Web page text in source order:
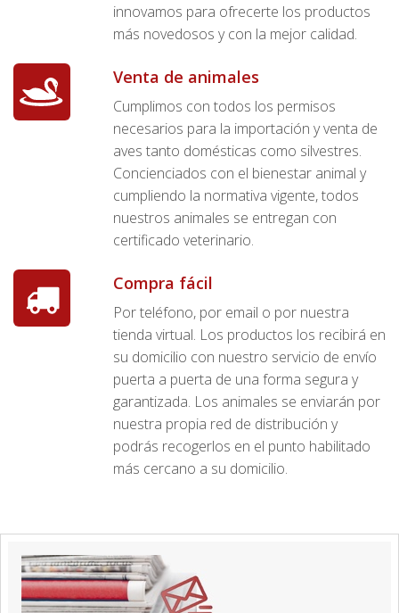
innovamos para ofrecerte los productos
más novedosos y con la mejor calidad.
Venta de animales
Cumplimos con todos los permisos
necesarios para la importación y venta de
aves tanto domésticas como silvestres.
Concienciados con el bienestar animal y
cumpliendo la normativa vigente, todos
nuestros animales se entregan con
certificado veterinario.
Compra fácil
Por teléfono, por email o por nuestra
tienda virtual. Los productos los recibirá en
su domicilio con nuestro servicio de envío
puerta a puerta de una forma segura y
garantizada. Los animales se enviarán por
nuestra propia red de distribución y
podrás recogerlos en el punto habilitado
más cercano a su domicilio.